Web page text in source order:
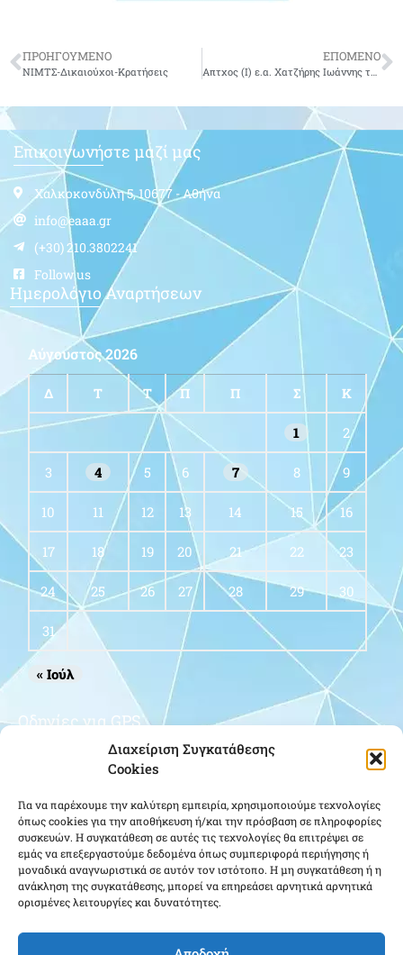
Διαχείριση Συγκατάθεσης
Cookies
Για να παρέχουμε την καλύτερη εμπειρία, χρησιμοποιούμε τεχνολογίες
όπως cookies για την αποθήκευση ή/και την πρόσβαση σε πληροφορίες
συσκευών. Η συγκατάθεση σε αυτές τις τεχνολογίες θα επιτρέψει σε
εμάς να επεξεργαστούμε δεδομένα όπως συμπεριφορά περιήγησης ή
μοναδικά αναγνωριστικά σε αυτόν τον ιστότοπο. Η μη συγκατάθεση ή η
ανάκληση της συγκατάθεσης, μπορεί να επηρεάσει αρνητικά αρνητικά
ορισμένες λειτουργίες και δυνατότητες.
ΠΡΟΗΓΟΥΜΕΝΟ
ΝΙΜΤΣ-Δικαιούχοι-Κρατήσεις
ΕΠΟΜΕΝΟ
Απτχος (Ι) ε.α. Χατζήρης Ιωάννης του Πέτρου
Επικοινωνήστε μαζί μας
Χαλκοκονδύλη 5, 10677 - Αθήνα
info@eaaa.gr
(+30) 210.3802241
Follow us
Ημερολόγιο Αναρτήσεων
Αύγουστος 2026
Δ Τ Τ Π Π Σ Κ
1 2
3 4 5 6 7 8 9
10 11 12 13 14 15 16
17 18 19 20 21 22 23
24 25 26 27 28 29 30
31
« Ιούλ
Οδηγίες για GPS
Κάντε κλικ για να αποδεχτείτε cookies
εμπορικής προώθησης και να